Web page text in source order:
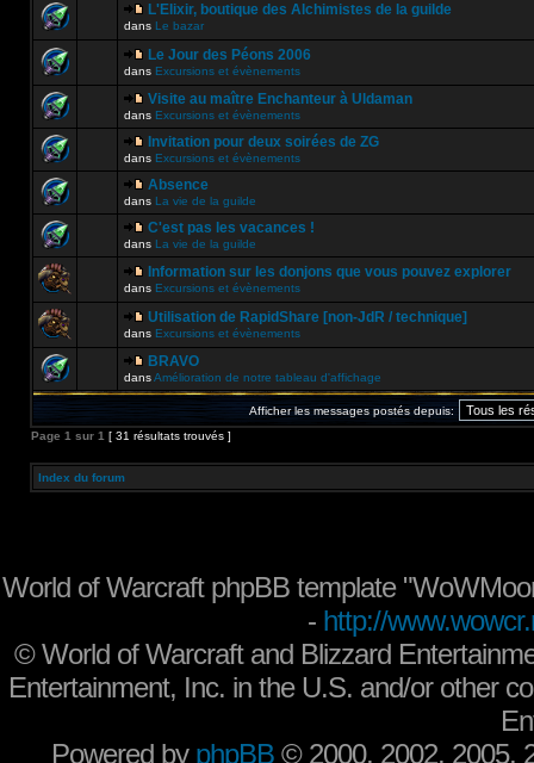
L'Elixir, boutique des Alchimistes de la guilde
dans Le bazar
Le Jour des Péons 2006
dans Excursions et évènements
Visite au maître Enchanteur à Uldaman
dans Excursions et évènements
Invitation pour deux soirées de ZG
dans Excursions et évènements
Absence
dans La vie de la guilde
C'est pas les vacances !
dans La vie de la guilde
Information sur les donjons que vous pouvez explorer
dans Excursions et évènements
Utilisation de RapidShare [non-JdR / technique]
dans Excursions et évènements
BRAVO
dansAmélioration de notre tableau d'affichage
Afficher les messages postés depuis:
Page 1 sur 1 [ 31 résultats trouvés ]
Index du forum
World of Warcraft phpBB template
- http://
©World of Warcraft and Blizzard
Entertainment, Inc. in the U.S. and/or other
Powered by phpBB © 2000, 2002, 2005,